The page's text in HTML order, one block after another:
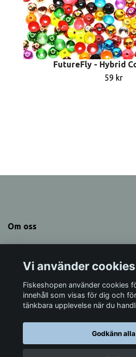
FutureFly - Hybrid
59 kr
Om oss
Sociala medier
Vi använder cookies
Fiskeshopen använder cookies
innehåll som visas för dig och
tänkbara upplevelse när du
Godkänn alla